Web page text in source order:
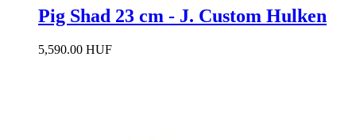
Pig Shad 23 cm - J. Custom Hulken
5,590.00 HUF